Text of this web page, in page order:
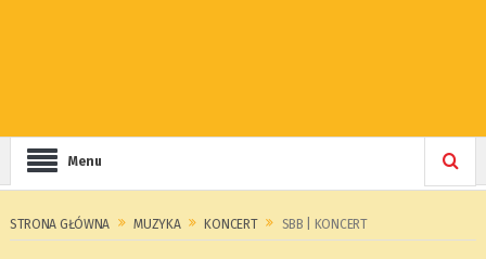
Menu
STRONA GŁÓWNA MUZYKA KONCERT SBB | KONCERT